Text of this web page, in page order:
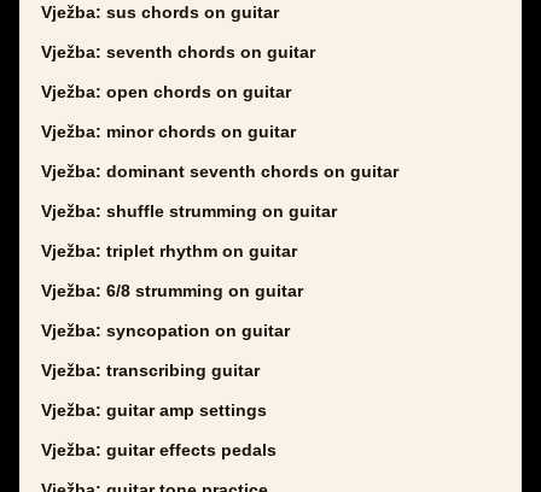
Vježba: sus chords on guitar
Vježba: seventh chords on guitar
Vježba: open chords on guitar
Vježba: minor chords on guitar
Vježba: dominant seventh chords on guitar
Vježba: shuffle strumming on guitar
Vježba: triplet rhythm on guitar
Vježba: 6/8 strumming on guitar
Vježba: syncopation on guitar
Vježba: transcribing guitar
Vježba: guitar amp settings
Vježba: guitar effects pedals